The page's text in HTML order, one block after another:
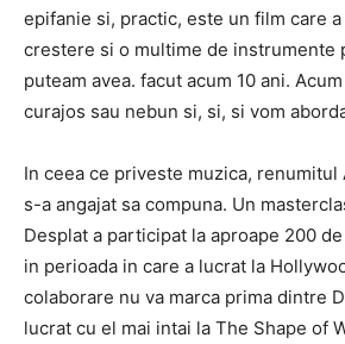
epifanie si, practic, este un film care
crestere si o multime de instrumente
puteam avea. facut acum 10 ani.
curajos sau nebun si, si, si vom
In ceea ce priveste muzica, renumitul
s-a angajat sa compuna. Un
Desplat a participat la aproape 200
in perioada in care a lucrat la
colaborare nu va marca prima dintre
lucrat cu el mai intai la The Shape of